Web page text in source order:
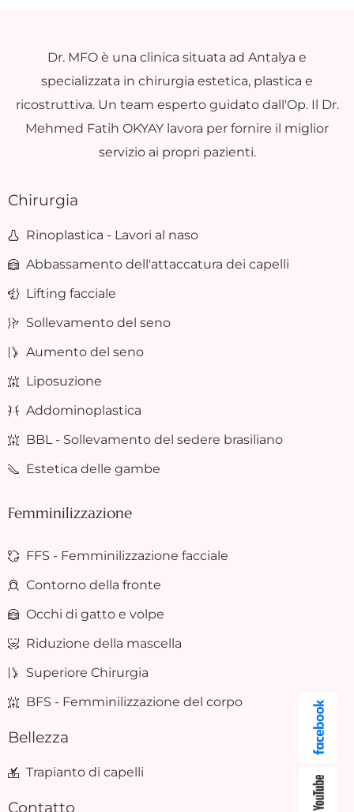
Dr. MFO è una clinica situata ad Antalya e
specializzata in chirurgia estetica, plastica e
ricostruttiva. Un team esperto guidato dall'Op. Il Dr.
Mehmed Fatih OKYAY lavora per fornire il miglior
servizio ai propri pazienti.
Chirurgia
Rinoplastica - Lavori al naso
Abbassamento dell'attaccatura dei capelli
Lifting facciale
Sollevamento del seno
Aumento del seno
Liposuzione
Addominoplastica
BBL - Sollevamento del sedere brasiliano
Estetica delle gambe
Femminilizzazione
FFS - Femminilizzazione facciale
Contorno della fronte
Occhi di gatto e volpe
Riduzione della mascella
Superiore Chirurgia
BFS - Femminilizzazione del corpo
Bellezza
Trapianto di capelli
Contatto